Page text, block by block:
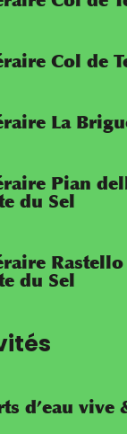
Col de
La
Pian
du Sel
du Sel
d’eau vive
)